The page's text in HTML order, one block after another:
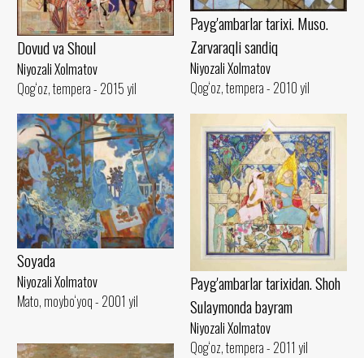
Payg'ambarlar tarixi. Muso.
Zarvaraqli sandiq
Niyozali Xolmatov
Qog‘oz, tempera - 2010 yil
Dovud va Shoul
Niyozali Xolmatov
Qog‘oz, tempera - 2015 yil
Payg'ambarlar tarixidan. Shoh
Sulaymonda bayram
Niyozali Xolmatov
Qog‘oz, tempera - 2011 yil
Soyada
Niyozali Xolmatov
Mato, moybo‘yoq - 2001 yil